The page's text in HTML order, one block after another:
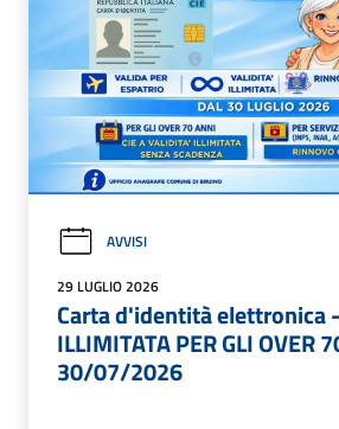
AVVISI
29 LUGLIO 2026
Carta d'identità elettronica
ILLIMITATA PER GLI OVER
30/07/2026